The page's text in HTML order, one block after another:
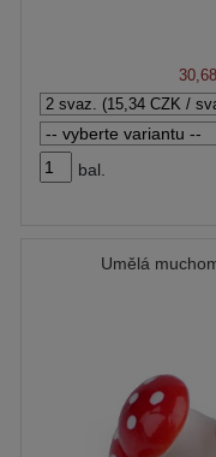
bal.
Umělá